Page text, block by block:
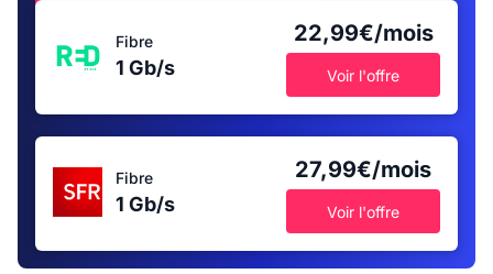
Fibre
1 Gb/s
22,99€/mois
Voir l'offre
Fibre
1 Gb/s
27,99€/mois
Voir l'offre